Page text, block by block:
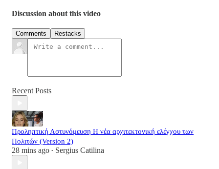
Discussion about this video
Comments Restacks
Recent Posts
Προληπτική Αστυνόμευση Η νέα αρχιτεκτονική ελέγχου των
Πολιτών (Version 2)
28 mins ago • Sergius Catilina